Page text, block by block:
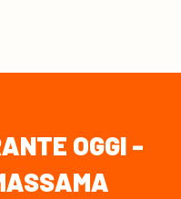
OGGI -